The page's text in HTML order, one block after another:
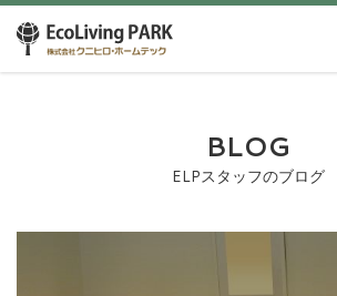
BLOG
ELPスタッフのブログ